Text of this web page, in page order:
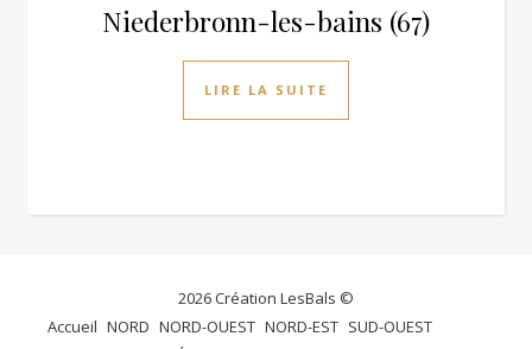
Niederbronn-les-bains (67)
LIRE LA SUITE
2026 Création LesBals ©
Accueil NORD NORD-OUEST NORD-EST SUD-OUEST